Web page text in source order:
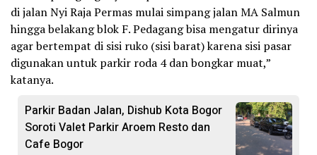
di jalan Nyi Raja Permas mulai simpang jalan MA Salmun
hingga belakang blok F. Pedagang bisa mengatur dirinya
agar bertempat di sisi ruko (sisi barat) karena sisi pasar
digunakan untuk parkir roda 4 dan bongkar muat,”
katanya.
Parkir Badan Jalan, Dishub Kota Bogor
Soroti Valet Parkir Aroem Resto dan
Cafe Bogor